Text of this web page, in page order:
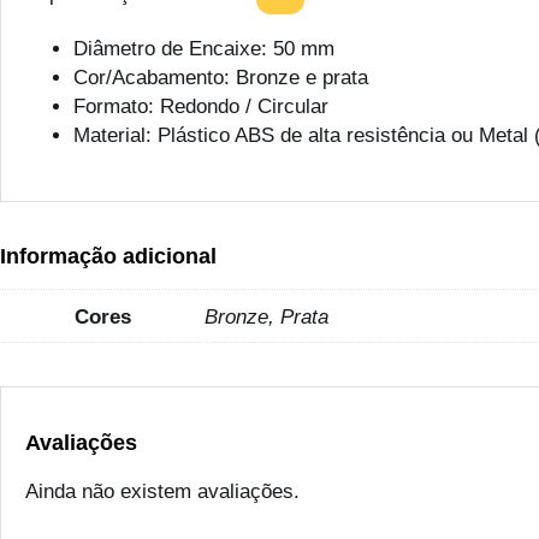
Diâmetro de Encaixe: 50 mm
Cor/Acabamento: Bronze e prata
Formato: Redondo / Circular
Material: Plástico ABS de alta resistência ou
Informação adicional
Cores Bronze, Prata
Avaliações
Ainda não existem avaliações.